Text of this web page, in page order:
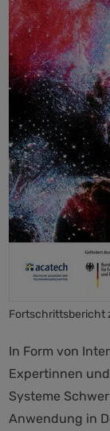
Fortschrittsbericht
In Form von
Expertinnen
Systeme
Anwendung in